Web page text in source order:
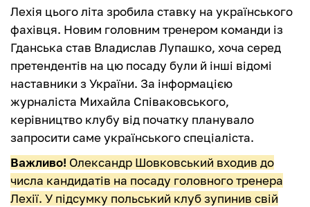
Лехія цього літа зробила ставку на українського
фахівця. Новим головним тренером команди із
Гданська став Владислав Лупашко, хоча серед
претендентів на цю посаду були й інші відомі
наставники з України. За інформацією
журналіста Михайла Співаковського,
керівництво клубу від початку планувало
запросити саме українського спеціаліста.
Важливо! Олександр Шовковський входив до
числа кандидатів на посаду головного тренера
Лехії. У підсумку польський клуб зупинив свій